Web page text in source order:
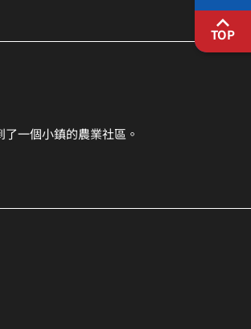
一個小鎮的農業社區。
TOP